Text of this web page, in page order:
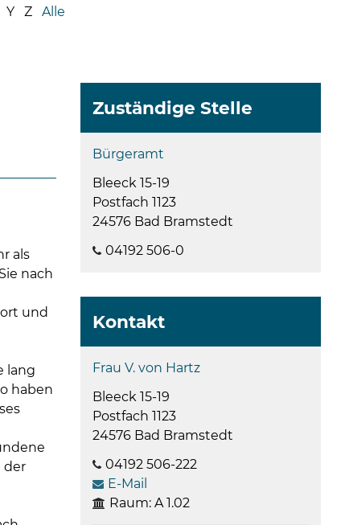
und
18
Y Z Alle
als
nach
und
lang
haben
der
Zuständige Stelle
Bürgeramt
Bleeck 15-19
Postfach 1123
24576 Bad Bramstedt
04192 506-0
Kontakt
Frau V. von Hartz
Bleeck 15-19
Postfach 1123
24576 Bad Bramstedt
04192 506-222
E-Mail
Raum: A 1.02